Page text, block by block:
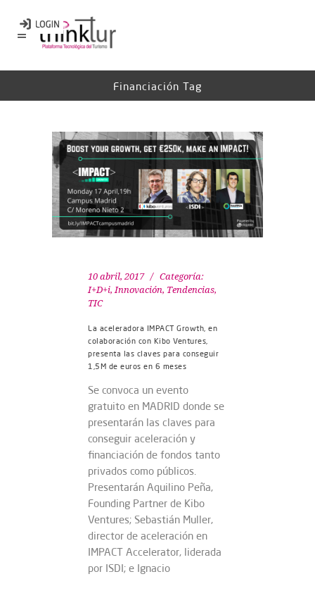
Financiación Tag
10 abril, 2017
Categoría:
I+D+i,Innovación, Tendencias,
TIC
La aceleradora IMPACT Growth, en
colaboración con Kibo Ventures,
presenta las claves para conseguir
1,5M de euros en 6 meses
Se convoca un evento
gratuito en MADRID donde se
presentarán las claves para
conseguir aceleración y
financiación de fondos tanto
privados como públicos.
Presentarán Aquilino Peña,
Founding Partner de Kibo
Ventures; Sebastián Muller,
director de aceleración en
IMPACT Accelerator, liderada
por ISDI; e Ignacio